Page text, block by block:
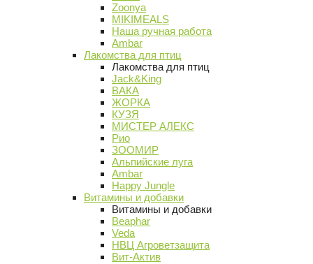
Zoonya
MIKIMEALS
Наша ручная работа
Ambar
Лакомства для птиц
Лакомства для птиц
Jack&King
ВАКА
ЖОРКА
КУЗЯ
МИСТЕР АЛЕКС
Рио
ЗООМИР
Альпийские луга
Ambar
Happy Jungle
Витамины и добавки
Витамины и добавки
Beaphar
Veda
НВЦ Агроветзащита
Вит-Актив